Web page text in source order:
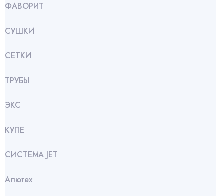
ФАВОРИТ
СУШКИ
СЕТКИ
ТРУБЫ
ЭКС
КУПЕ
СИСТЕМА JET
Алютех